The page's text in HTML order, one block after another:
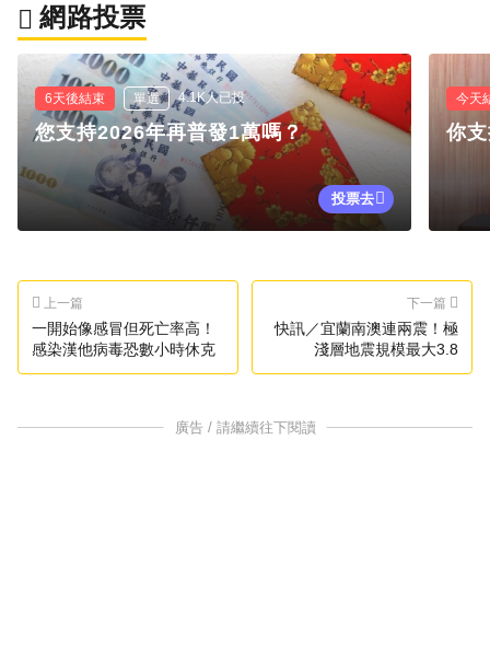
網路投票
6天後結束 單選 4.1K人已投
您支持2026年再普發1萬嗎？
投票去
今天
你
上一篇
一開始像感冒但死亡率高！
感染漢他病毒恐數小時休克
下一篇
快訊／宜蘭南澳連兩震！極
淺層地震規模最大3.8
廣告 / 請繼續往下閱讀